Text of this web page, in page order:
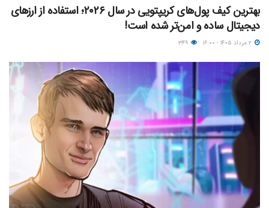
بهترین کیف پول‌های کریپتویی در سال ۲۰۲۶؛ استفاده از ارزهای
دیجیتال ساده و امن‌تر شده است!